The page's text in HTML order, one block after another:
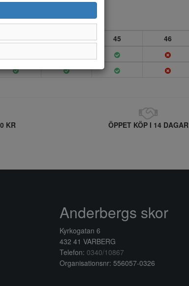
43 44 45 46
KR ÖPPET KÖP I 14 DAGAR
Anderbergs skor
Kyrkogatan 6
432 41 VARBERG
Telefon: 0340/10867
Organisationsnr: 556057-0326